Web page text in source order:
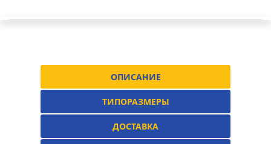
ОПИСАНИЕ
ТИПОРАЗМЕРЫ
ДОСТАВКА